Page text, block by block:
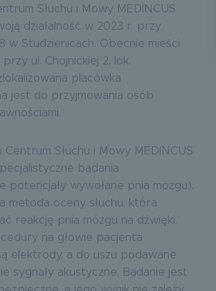
Słuchu i Mowy MEDINCUS
działalność w 2023 r. przy
w Studzienicach. Obecnie mieści
ul. Chojnickiej 2, lok.
placówka
jest do przyjmowania osób
Centrum Słuchu i Mowy MEDINCUS
badania
potencjały wywołane pnia mózgu).
metoda oceny słuchu, która
reakcję pnia mózgu na dźwięki.
na głowie pacjenta
elektrody, a do uszu podawane
sygnały akustyczne. Badanie jest